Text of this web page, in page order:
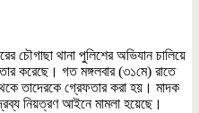
চৌগাছা থানা পুলিশের অভিযান চালিয়ে
করেছে। গত মঙ্গলবার (৩১মে) রাতে
তাদেরকে গ্রেফতার করা হয়। মাদক
নিয়ত্রণ আইনে মামলা হয়েছে।